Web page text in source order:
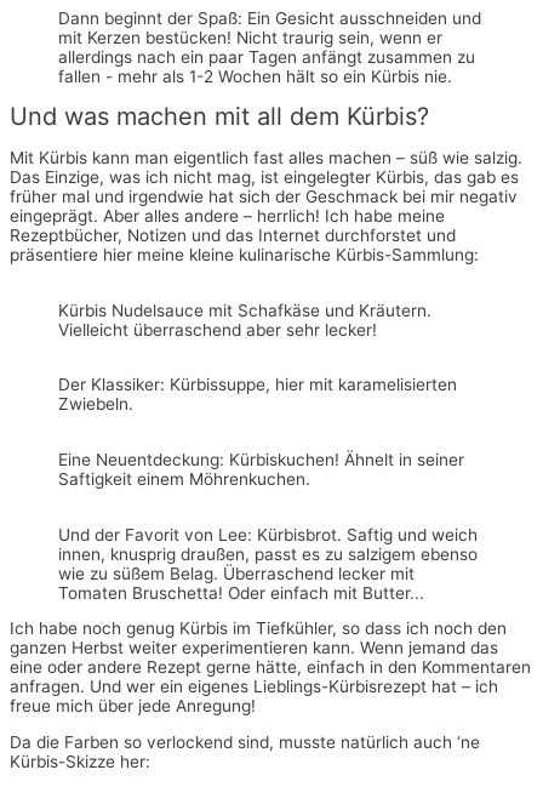
Dann beginnt der Spaß: Ein Gesicht ausschneiden und
mit Kerzen bestücken! Nicht traurig sein, wenn er
allerdings nach ein paar Tagen anfängt zusammen zu
fallen - mehr als 1-2 Wochen hält so ein Kürbis nie.
Und was machen mit all dem Kürbis?
Mit Kürbis kann man eigentlich fast alles machen – süß wie salzig.
Das Einzige, was ich nicht mag, ist eingelegter Kürbis, das gab es
früher mal und irgendwie hat sich der Geschmack bei mir negativ
eingeprägt. Aber alles andere – herrlich! Ich habe meine
Rezeptbücher, Notizen und das Internet durchforstet und
präsentiere hier meine kleine kulinarische Kürbis-Sammlung:
Kürbis Nudelsauce mit Schafkäse und Kräutern.
Vielleicht überraschend aber sehr lecker!
Der Klassiker: Kürbissuppe, hier mit karamelisierten
Zwiebeln.
Eine Neuentdeckung: Kürbiskuchen! Ähnelt in seiner
Saftigkeit einem Möhrenkuchen.
Und der Favorit von Lee: Kürbisbrot. Saftig und weich
innen, knusprig draußen, passt es zu salzigem ebenso
wie zu süßem Belag. Überraschend lecker mit
Tomaten Bruschetta! Oder einfach mit Butter...
Ich habe noch genug Kürbis im Tiefkühler, so dass ich noch den
ganzen Herbst weiter experimentieren kann. Wenn jemand das
eine oder andere Rezept gerne hätte, einfach in den Kommentaren
anfragen. Und wer ein eigenes Lieblings-Kürbisrezept hat – ich
freue mich über jede Anregung!
Da die Farben so verlockend sind, musste natürlich auch ‘ne
Kürbis-Skizze her: